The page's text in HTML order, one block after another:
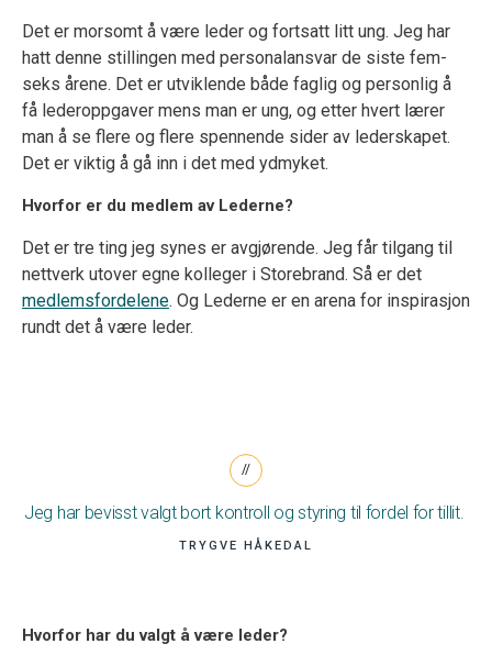
Det er morsomt å være leder og fortsatt litt ung. Jeg har
hatt denne stillingen med personalansvar de siste fem-
seks årene. Det er utviklende både faglig og personlig å
få lederoppgaver mens man er ung, og etter hvert lærer
man å se flere og flere spennende sider av lederskapet.
Det er viktig å gå inn i det med ydmyket.
Hvorfor er du medlem av Lederne?
Det er tre ting jeg synes er avgjørende. Jeg får tilgang til
nettverk utover egne kolleger i Storebrand. Så er det
medlemsfordelene. Og Lederne er en arena for inspirasjon
rundt det å være leder.
Jeg har bevisst valgt bort kontroll og styring til fordel for tillit.
TRYGVE HÅKEDAL
Hvorfor har du valgt å være leder?